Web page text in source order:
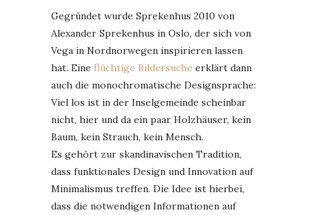
Gegründet wurde Sprekenhus 2010 von
Alexander Sprekenhus in Oslo, der sich von
Vega in Nordnorwegen inspirieren lassen
hat. Eine flüchtige Bildersuche erklärt dann
auch die monochromatische Designsprache:
Viel los ist in der Inselgemeinde scheinbar
nicht, hier und da ein paar Holzhäuser, kein
Baum, kein Strauch, kein Mensch.
Es gehört zur skandinavischen Tradition,
dass funktionales Design und Innovation auf
Minimalismus treffen. Die Idee ist hierbei,
dass die notwendigen Informationen auf